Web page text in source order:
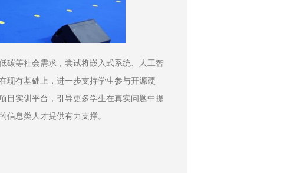
碳等社会需求，尝试将嵌入式系统、人工智
现有基础上，进一步支持学生参与开源硬
目实训平台，引导更多学生在真实问题中提
信息类人才提供有力支撑。